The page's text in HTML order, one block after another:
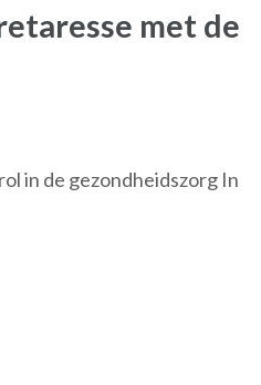
met de
in de gezondheidszorg In